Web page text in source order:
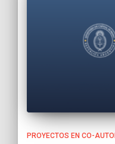
PROYECTOS EN CO-